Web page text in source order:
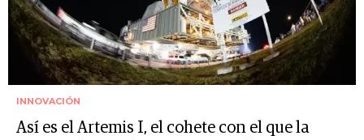
INNOVACIÓN
Así es el Artemis I, el cohete con el que la